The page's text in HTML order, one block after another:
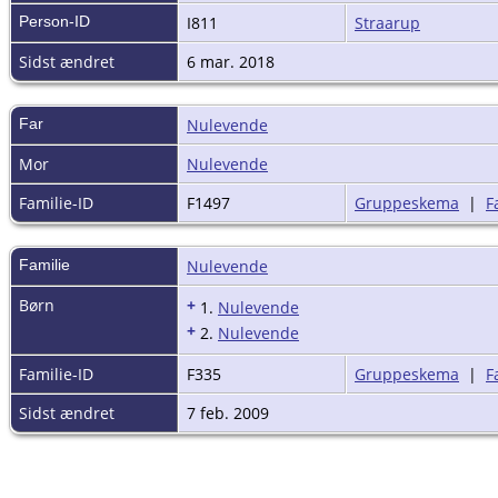
Person-ID I811
Straarup
Sidst ændret
6 mar. 2018
Far
Nulevende
Mor
Nulevende
Familie-ID
F1497 Gruppeskema |
Familie
Nulevende
Børn
+ 1. Nulevende
+ 2. Nulevende
Familie-ID
F335 Gruppeskema |
Sidst ændret
7 feb. 2009